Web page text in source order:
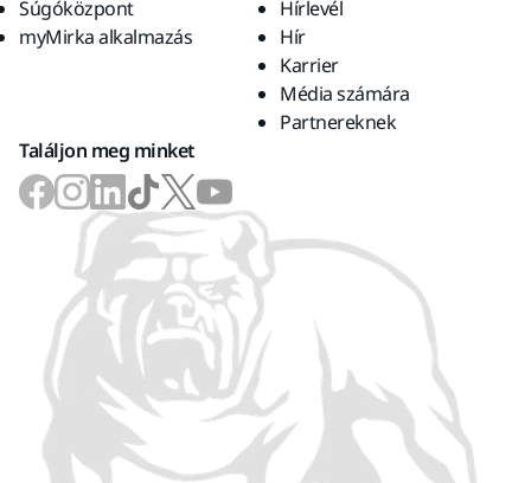
Súgóközpont
myMirka alkalmazás
Hírlevél
Hír
Karrier
Média számára
Partnereknek
Találjon meg minket